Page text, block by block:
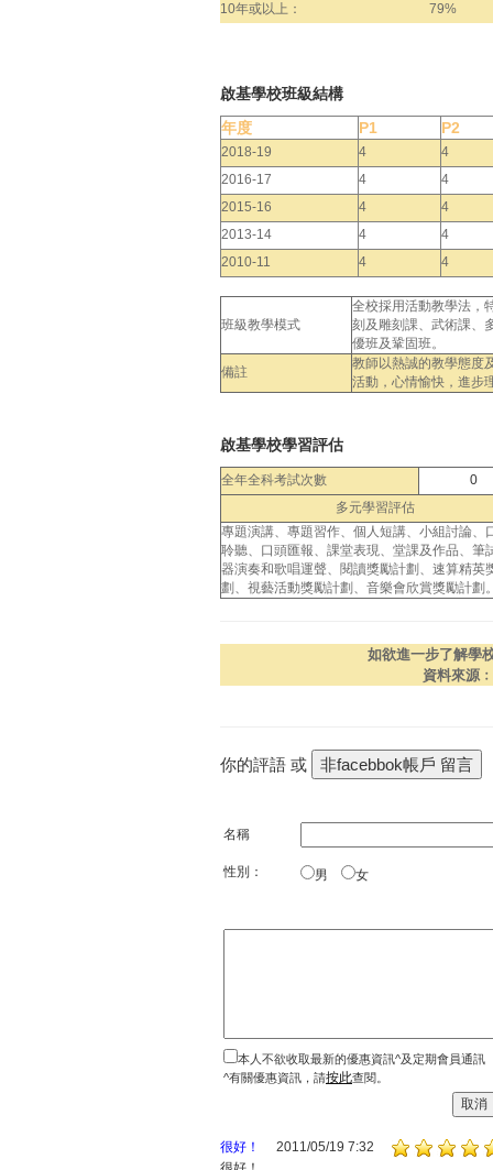
10年或以上：
79%
啟基學校班級結構
年度
P1 P2
2018-19 4
4
2016-17
4
4
2015-16
4
4
2013-14
4
4
2010-11
4 4
班級教學模式
全校採用活動教學法，
刻及雕刻課、武術課、
優班及鞏固班。
備註
教師以熱誠的教學態度
活動，心情愉快，進步
啟基學校學習評估
全年全科考試次數
0
多元學習評估
專題演講、專題習作、個人短講、小組討論、
聆聽、口頭匯報、課堂表現、堂課及作品、筆
器演奏和歌唱運聲、閱讀獎勵計劃、速算精英
劃、視藝活動獎勵計劃、音樂會欣賞獎勵計劃
如欲進一步了解學
資料來源﹕
你的評語 或
名稱
性別： 男 女
本人不欲收取最新的優惠資訊^及定期會員通訊
^有關優惠資訊，請按此查閱。
很好！
2011/05/19 7:32